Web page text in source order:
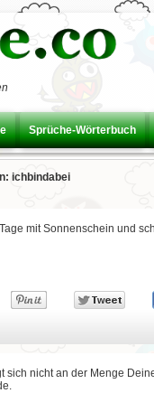
Sprüche-Wörterbuch
ichbindabei
mit Sonnenschein und
sich nicht an der Menge